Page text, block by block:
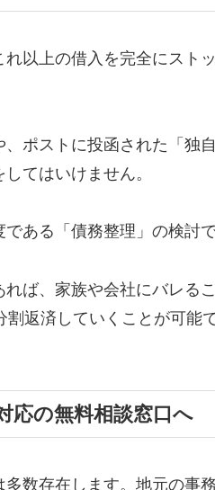
以上の借入を完全にスト
ポストに投函された「独
てはいけません。
ある「債務整理」の検討で
ば、家族や会社にバレる
返済していくことが可能
応の無料相談窓口へ
数存在します。地元の事